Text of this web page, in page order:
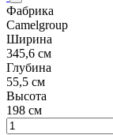
Фабрика
Camelgroup
Ширина
345,6 см
Глубина
55,5 см
Высота
198 см